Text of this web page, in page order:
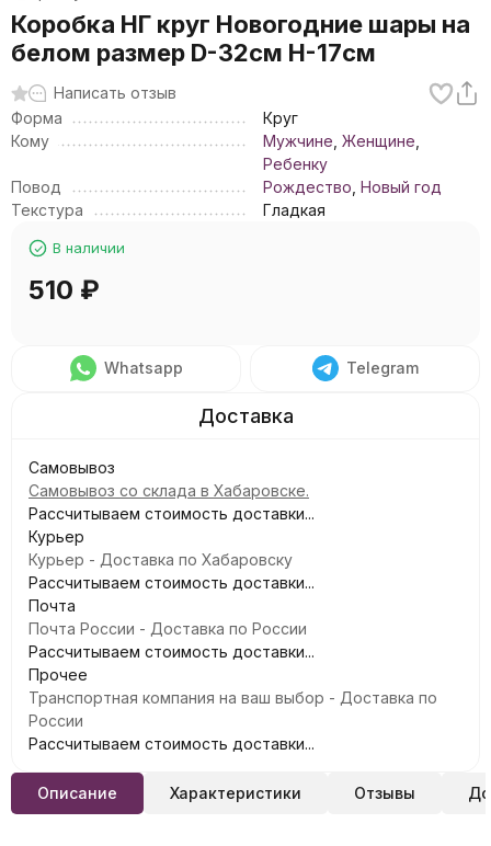
Коробка НГ круг Новогодние шары на
белом размер D-32см Н-17см
Написать отзыв
Форма
Круг
Кому
Мужчине Женщине
Ребенку
Повод
Рождество Новый год
Текстура
Гладкая
В наличии
510 ₽
Whatsapp Telegram
Самовывоз
Самовывоз со склада в Хабаровске.
Рассчитываем стоимость доставки...
Курьер
Курьер - Доставка по Хабаровску
Рассчитываем стоимость доставки...
Почта
Почта России - Доставка по России
Рассчитываем стоимость доставки...
Прочее
Транспортная компания на ваш выбор - Доставка по
России
Рассчитываем стоимость доставки...
Описание Характеристики Отзывы